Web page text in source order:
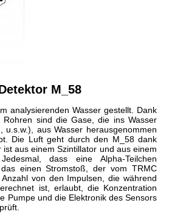
M_58
analysierenden Wasser gestellt. Dank
Rohren sind die Gase, die ins Wasser
u.s.w.), aus Wasser herausgenommen
Die Luft geht durch den M_58 dank
aus einem Szintillator und aus einem
dass eine Alpha-Teilchen
einen Stromstoß, der vom TRMC
von den Impulsen, die während
ist, erlaubt, die Konzentration
Pumpe und die Elektronik des Sensors